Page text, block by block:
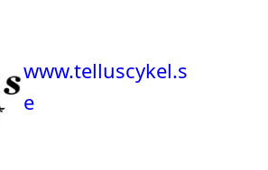
www.telluscykel.s
e